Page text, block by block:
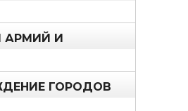
АРМИЙ И
ГОРОДОВ